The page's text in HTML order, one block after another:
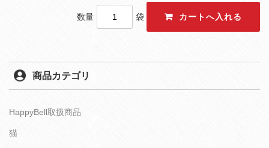
数量 袋
商品カテゴリ
HappyBell取扱商品
猫